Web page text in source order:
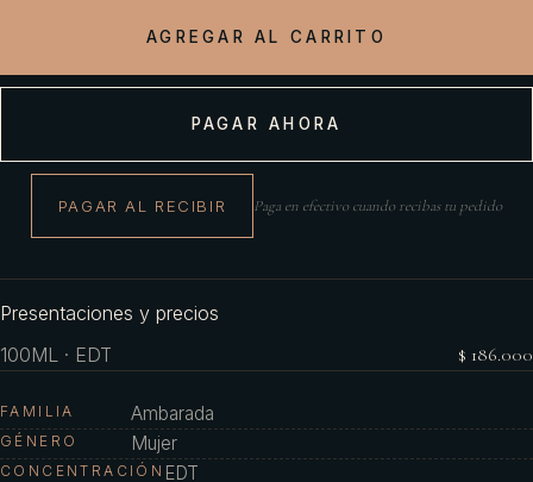
AGREGAR AL CARRITO
PAGAR AHORA
PAGAR AL RECIBIR Paga en efectivo cuando recibas tu pedido
Presentaciones y precios
100ML · EDT
$ 186.000
FAMILIA Ambarada
GÉNERO Mujer
CONCENTRACIÓN EDT